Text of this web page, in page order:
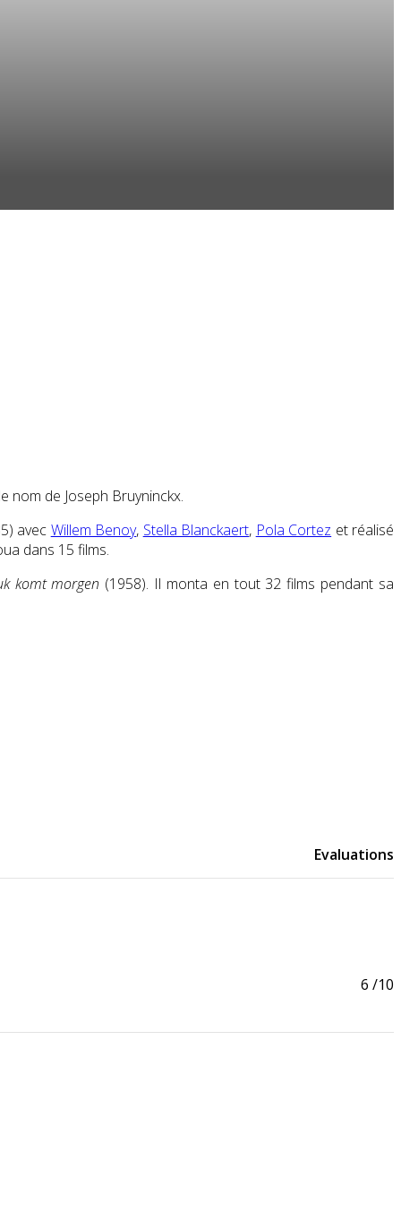
nom de Joseph Bruyninckx.
avec Willem Benoy, Stella Blanckaert, Pola Cortez et réalisé
dans 15 films.
komt morgen (1958). Il monta en tout 32 films pendant sa
Evaluations
6 /10